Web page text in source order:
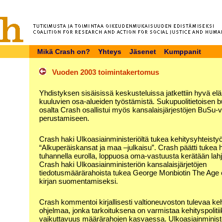
Mikä Crash on? Yhteys Jäsenet Kumppanit
Vuoden 2003 toimintakertomus
Yhdistyksen sisäisissä keskusteluissa jatkettiin hyvä
kuuluvien osa-alueiden työstämistä. Sukupuolitietoisen
osalta Crash osallistui myös kansalaisjärjestöjen BuSu-
perustamiseen.
Crash haki Ulkoasiainministeriöltä tukea
“Alkuperäiskansat ja maa –julkaisu”. Crash päätti tukea
tuhannella eurolla, loppuosa oma-vastuusta kerätään
Crash haki Ulkoasiainministeriön kansalaisjärjetöjen
tiedotusmäärärahoista tukea George Monbiotin The Age
kirjan suomentamiseksi.
Crash kommentoi kirjallisesti valtioneuvoston tulevaa
ohjelmaa, jonka tarkoituksena on varmistaa
vaikuttavuus määrärahojen kasvaessa.